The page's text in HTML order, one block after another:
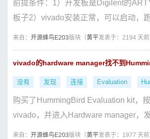
前提条件：1）开发板是Digilent的
板子2）vivado安装正常，可以启动，
来自： 开源蜂鸟E203版块（黄平发表于：2194 天前
vivado的hardware manager找不到
没有 发现 连接 Evaluation
购买了HummingBird Evaluation kit，
vivado，并进入Hardware manager，
来自： 开源蜂鸟E203版块（黄平发表于：1977 天前